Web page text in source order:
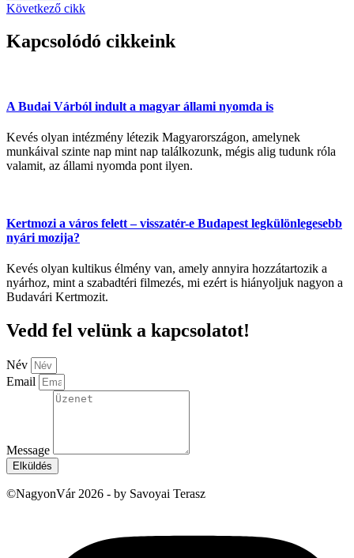
Következő cikk
Kapcsolódó cikkeink
A Budai Várból indult a magyar állami nyomda is
Kevés olyan intézmény létezik Magyarországon, amelynek
munkáival szinte nap mint nap találkozunk, mégis alig tudunk róla
valamit, az állami nyomda pont ilyen.
Kertmozi a város felett – visszatér-e Budapest legkülönlegesebb
nyári mozija?
Kevés olyan kultikus élmény van, amely annyira hozzátartozik a
nyárhoz, mint a szabadtéri filmezés, mi ezért is hiányoljuk nagyon a
Budavári Kertmozit.
Vedd fel velünk a kapcsolatot!
Név
Email
Message
Elküldés
©NagyonVár 2026 - by Savoyai Terasz